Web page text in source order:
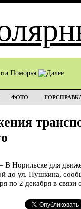
Поморья
ФОТО
для
до ул. Пушкина,
по 2 декабря в